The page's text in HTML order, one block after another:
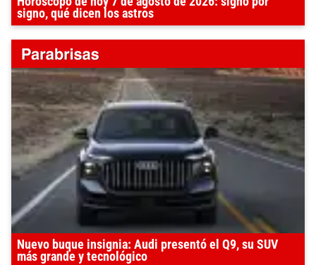
signo, qué dicen los astros
Nuevo buque insignia: Audi presentó el Q9, su SUV
más grande y tecnológico